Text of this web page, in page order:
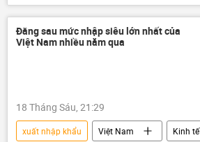
doanh nghiệp
Kinh doanh
sản xuất
xuất khẩu
Bộ Tài Chính VN
Bộ Công Thương
Đằng sau mức nhập siêu lớn nhất của
Việt Nam nhiều năm qua
18 Tháng Sáu, 21:29
xuất nhập khẩu Việt Nam
Kinh tế